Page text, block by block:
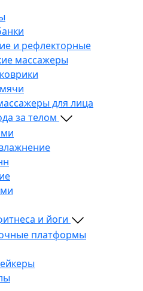
и рефлекторные
массажеры
для лица
за телом
и йоги
платформы